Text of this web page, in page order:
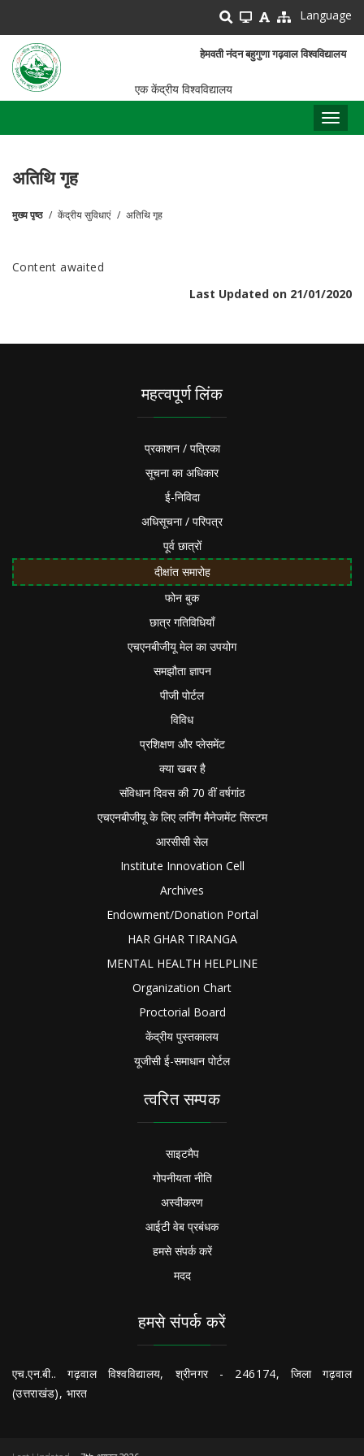
main
content
Language
हेमवती नंदन बहुगुणा गढ़वाल विश्वविद्यालय
एक केंद्रीय विश्वविद्यालय
अतिथि गृह
मुख्य पृष्ठ केंद्रीय सुविधाएं अतिथि गृह
Content awaited
Last Updated on 21/01/2020
महत्वपूर्ण लिंक
प्रकाशन / पत्रिका
सूचना का अधिकार
ई-निविदा
अधिसूचना / परिपत्र
पूर्व छात्रों
दीक्षांत समारोह
फोन बुक
छात्र गतिविधियाँ
एचएनबीजीयू मेल का उपयोग
समझौता ज्ञापन
पीजी पोर्टल
विविध
प्रशिक्षण और प्लेसमेंट
क्या खबर है
संविधान दिवस की 70 वीं वर्षगांठ
एचएनबीजीयू के लिए लर्निंग मैनेजमेंट सिस्टम
आरसीसी सेल
Institute Innovation Cell
Archives
Endowment/Donation Portal
HAR GHAR TIRANGA
MENTAL HEALTH HELPLINE
Organization Chart
Proctorial Board
केंद्रीय पुस्तकालय
यूजीसी ई-समाधान पोर्टल
त्वरित सम्पक
साइटमैप
गोपनीयता नीति
अस्वीकरण
आईटी वेब प्रबंधक
हमसे संपर्क करें
मदद
हमसे संपर्क करें
एच.एन.बी.. गढ़वाल विश्वविद्यालय, श्रीनगर - 246174, जिला गढ़वाल
(उत्तराखंड), भारत